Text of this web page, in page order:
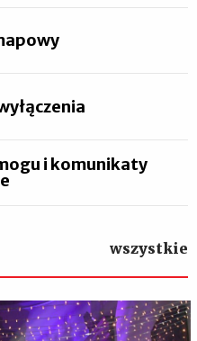
i komunikaty
wszystkie